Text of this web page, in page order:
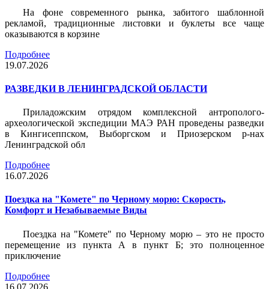
На фоне современного рынка, забитого шаблонной
рекламой, традиционные листовки и буклеты все чаще
оказываются в корзине
Подробнее
19.07.2026
РАЗВЕДКИ В ЛЕНИНГРАДСКОЙ ОБЛАСТИ
Приладожским отрядом комплексной антрополого-
археологической экспедиции МАЭ РАН проведены разведки
в Кингисеппском, Выборгском и Приозерском р-нах
Ленинградской обл
Подробнее
16.07.2026
Поездка на "Комете" по Черному морю: Скорость,
Комфорт и Незабываемые Виды
Поездка на "Комете" по Черному морю – это не просто
перемещение из пункта А в пункт Б; это полноценное
приключение
Подробнее
16.07.2026